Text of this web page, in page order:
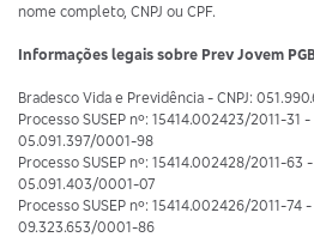
nome completo, CNPJ ou CPF.
Informações legais sobre Prev Jovem
Bradesco Vida e Previdência - CNPJ:
Processo SUSEP nº: 15414.002423/2011-31 -
05.091.397/0001-98
Processo SUSEP nº: 15414.002428/2011-63
05.091.403/0001-07
Processo SUSEP nº: 15414.002426/2011-74
09.323.653/0001-86